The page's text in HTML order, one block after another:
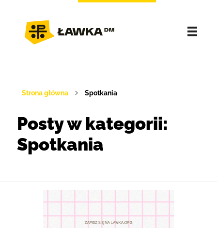
Strona główna Spotkania
Posty w kategorii:
Spotkania